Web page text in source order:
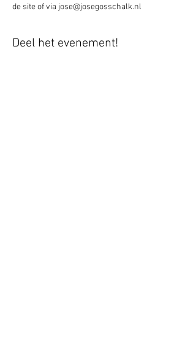
de site of via jose@josegosschalk.nl
Deel het evenement!